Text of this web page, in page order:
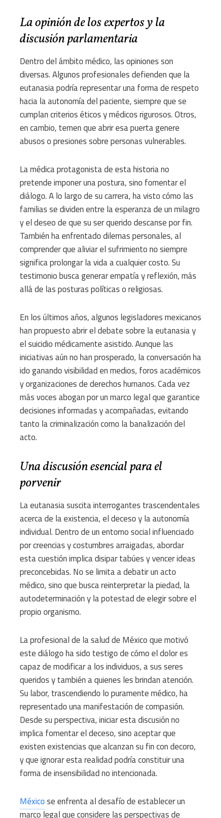
La opinión de los expertos y la
discusión parlamentaria
Dentro del ámbito médico, las opiniones son
diversas. Algunos profesionales defienden que la
eutanasia podría representar una forma de respeto
hacia la autonomía del paciente, siempre que se
cumplan criterios éticos y médicos rigurosos. Otros,
en cambio, temen que abrir esa puerta genere
abusos o presiones sobre personas vulnerables.
La médica protagonista de esta historia no
pretende imponer una postura, sino fomentar el
diálogo. A lo largo de su carrera, ha visto cómo las
familias se dividen entre la esperanza de un milagro
y el deseo de que su ser querido descanse por fin.
También ha enfrentado dilemas personales, al
comprender que aliviar el sufrimiento no siempre
significa prolongar la vida a cualquier costo. Su
testimonio busca generar empatía y reflexión, más
allá de las posturas políticas o religiosas.
En los últimos años, algunos legisladores mexicanos
han propuesto abrir el debate sobre la eutanasia y
el suicidio médicamente asistido. Aunque las
iniciativas aún no han prosperado, la conversación ha
ido ganando visibilidad en medios, foros académicos
y organizaciones de derechos humanos. Cada vez
más voces abogan por un marco legal que garantice
decisiones informadas y acompañadas, evitando
tanto la criminalización como la banalización del
acto.
Una discusión esencial para el
porvenir
La eutanasia suscita interrogantes trascendentales
acerca de la existencia, el deceso y la autonomía
individual. Dentro de un entorno social influenciado
por creencias y costumbres arraigadas, abordar
esta cuestión implica disipar tabúes y vencer ideas
preconcebidas. No se limita a debatir un acto
médico, sino que busca reinterpretar la piedad, la
autodeterminación y la potestad de elegir sobre el
propio organismo.
La profesional de la salud de México que motivó
este diálogo ha sido testigo de cómo el dolor es
capaz de modificar a los individuos, a sus seres
queridos y también a quienes les brindan atención.
Su labor, trascendiendo lo puramente médico, ha
representado una manifestación de compasión.
Desde su perspectiva, iniciar esta discusión no
implica fomentar el deceso, sino aceptar que
existen existencias que alcanzan su fin con decoro,
y que ignorar esta realidad podría constituir una
forma de insensibilidad no intencionada.
Méxicose enfrenta al desafío de establecer un
marco legal que considere las perspectivas de